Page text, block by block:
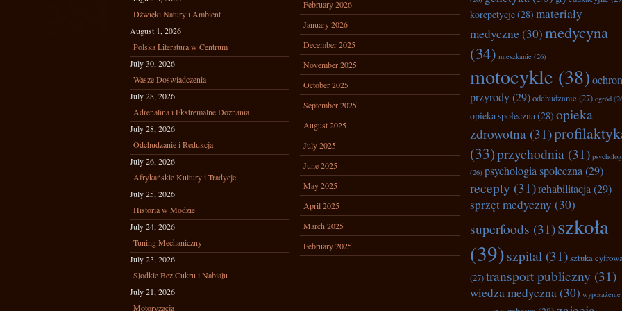
Dźwięki Natury i Ambient
August 1, 2026
Polska Literatura w Centrum
July 30, 2026
Wasze Doświadczenia
July 28, 2026
Adrenalina i Ekstremalne Doznania
July 28, 2026
Odchudzanie i Redukcja
July 26, 2026
Afrykańskie Kultury i Tradycje
July 25, 2026
Historia w Modzie
July 24, 2026
Tuning Mechaniczny
July 23, 2026
Słodkie Bez Cukru i Nabiału
July 21, 2026
Motoryzacja
February 2026
January 2026
December 2025
November 2025
October 2025
September 2025
August 2025
July 2025
June 2025
May 2025
April 2025
March 2025
February 2025
korepetycje(28) materiały
medyczne (30)medycyna
(34) mieszkanie (26)
motocykle (38)
przyrody(29)odchudzanie (27) ogród
opieka społeczna(28) opieka
zdrowotna (31)
(33)przychodnia (31)
(26) psychologia społeczna(29)
recepty (31)rehabilitacja(29)
sprzęt medyczny (30)
superfoods (31)szkoła
(39)szpital (31)sztuka
(27)transport publiczny (31)
wiedza medyczna(30) wyposażenie